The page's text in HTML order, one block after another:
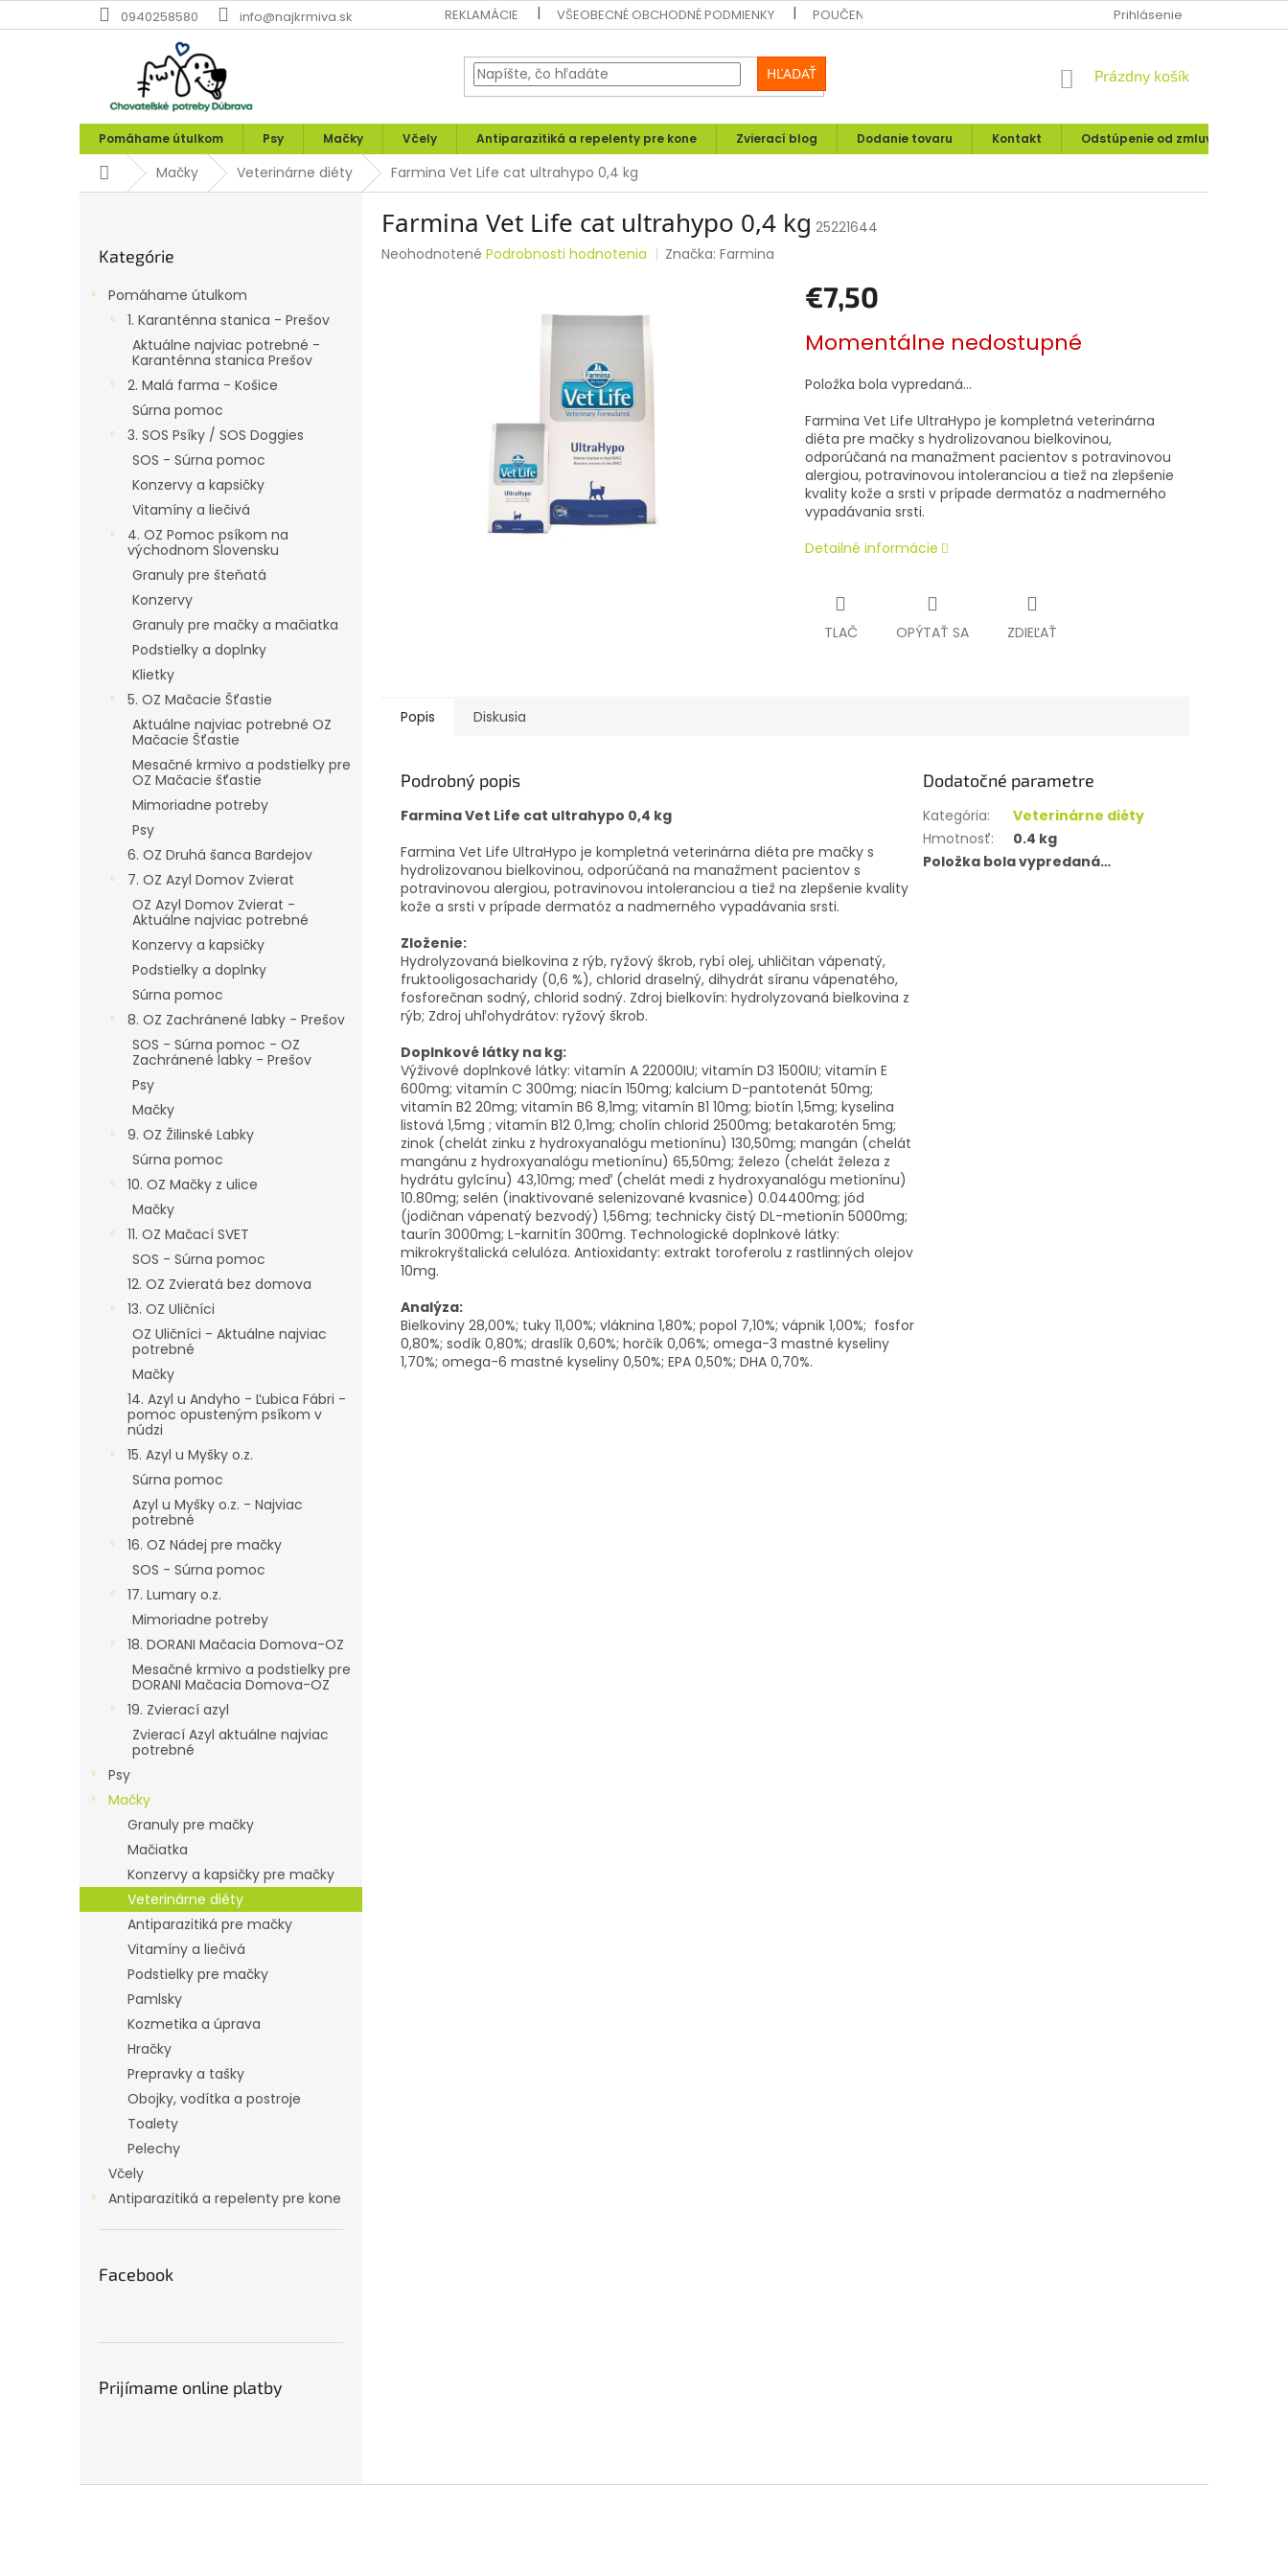
na
0940258580 info@najkrmiva.sk REKLAMÁCIE VŠEOBECNÉ OBCHODNÉ PODMIENKY POUČENIE O UPLATNENÍ PRÁVA SPOTREBITEĽA MOJA OBJEDNÁVKA
Prihlásenie
HĽADAŤ
NÁKUPNÝ
Prázdny košík
Pomáhame útulkom Psy Mačky Včely Antiparazitiká a repelenty pre kone Zvierací blog Dodanie tovaru Kontakt Odstúpenie od zmluvy
DomovMačky Veterinárne diéty Farmina Vet Life cat ultrahypo 0,4 kg
kategórie
Kategórie
Pomáhame útulkom
1. Karanténna stanica - Prešov
Aktuálne najviac potrebné -
Karanténna stanica Prešov
2. Malá farma - Košice
Súrna pomoc
3. SOS Psíky / SOS Doggies
SOS - Súrna pomoc
Konzervy a kapsičky
Vitamíny a liečivá
4. OZ Pomoc psíkom na
východnom Slovensku
Granuly pre šteňatá
Konzervy
Granuly pre mačky a mačiatka
Podstielky a doplnky
Klietky
5. OZ Mačacie Šťastie
Aktuálne najviac potrebné OZ
Mačacie Šťastie
Mesačné krmivo a podstielky pre
OZ Mačacie šťastie
Mimoriadne potreby
Psy
6. OZ Druhá šanca Bardejov
7. OZ Azyl Domov Zvierat
OZ Azyl Domov Zvierat -
Aktuálne najviac potrebné
Konzervy a kapsičky
Podstielky a doplnky
Súrna pomoc
8. OZ Zachránené labky - Prešov
SOS - Súrna pomoc - OZ
Zachránené labky - Prešov
Psy
Mačky
9. OZ Žilinské Labky
Súrna pomoc
10. OZ Mačky z ulice
Mačky
11. OZ Mačací SVET
SOS - Súrna pomoc
12. OZ Zvieratá bez domova
13. OZ Uličníci
OZ Uličníci - Aktuálne najviac
potrebné
Mačky
14. Azyl u Andyho - Ľubica Fábri -
pomoc opusteným psíkom v
núdzi
15. Azyl u Myšky o.z.
Súrna pomoc
Azyl u Myšky o.z. - Najviac
potrebné
16. OZ Nádej pre mačky
SOS - Súrna pomoc
17. Lumary o.z.
Mimoriadne potreby
18. DORANI Mačacia Domova-OZ
Mesačné krmivo a podstielky pre
DORANI Mačacia Domova-OZ
19. Zvierací azyl
Zvierací Azyl aktuálne najviac
potrebné
Psy
Mačky
Granuly pre mačky
Mačiatka
Konzervy a kapsičky pre mačky
Veterinárne diéty
Antiparazitiká pre mačky
Vitamíny a liečivá
Podstielky pre mačky
Pamlsky
Kozmetika a úprava
Hračky
Prepravky a tašky
Obojky, vodítka a postroje
Toalety
Pelechy
Včely
Antiparazitiká a repelenty pre kone
Facebook
Prijímame online platby
Farmina Vet Life cat ultrahypo 0,4 kg 25221644
Priemerné
Neohodnotené Podrobnosti hodnotenia Značka:Farmina
€7,50
cena:
Momentálne nedostupné
Položka bola vypredaná…
Farmina Vet Life UltraHypo je kompletná veterinárna
diéta pre mačky s hydrolizovanou bielkovinou,
odporúčaná na manažment pacientov s potravinovou
alergiou, potravinovou intoleranciou a tiež na zlepšenie
kvality kože a srsti v prípade dermatóz a nadmerného
vypadávania srsti.
Detailné informácie
TLAČ OPÝTAŤ SA ZDIEĽAŤ
Popis Diskusia
Podrobný popis
Farmina Vet Life cat ultrahypo 0,4 kg
Farmina Vet Life UltraHypo je kompletná veterinárna diéta pre mačky s
hydrolizovanou bielkovinou, odporúčaná na manažment pacientov s
potravinovou alergiou, potravinovou intoleranciou a tiež na zlepšenie kvality
kože a srsti v prípade dermatóz a nadmerného vypadávania srsti.
Zloženie:
Hydrolyzovaná bielkovina z rýb, ryžový škrob, rybí olej, uhličitan vápenatý,
fruktooligosacharidy (0,6 %), chlorid draselný, dihydrát síranu vápenatého,
fosforečnan sodný, chlorid sodný. Zdroj bielkovín: hydrolyzovaná bielkovina z
rýb; Zdroj uhľohydrátov: ryžový škrob.
Doplnkové látky na kg:
Výživové doplnkové látky: vitamín A 22000IU; vitamín D3 1500IU; vitamín E
600mg; vitamín C 300mg; niacín 150mg; kalcium D-pantotenát 50mg;
vitamín B2 20mg; vitamín B6 8,1mg; vitamín B1 10mg; biotín 1,5mg; kyselina
listová 1,5mg ; vitamín B12 0,1mg; cholín chlorid 2500mg; betakarotén 5mg;
zinok (chelát zinku z hydroxyanalógu metionínu) 130,50mg; mangán (chelát
mangánu z hydroxyanalógu metionínu) 65,50mg; železo (chelát železa z
hydrátu gylcínu) 43,10mg; meď (chelát medi z hydroxyanalógu metionínu)
10.80mg; selén (inaktivované selenizované kvasnice) 0.04400mg; jód
(jodičnan vápenatý bezvodý) 1,56mg; technicky čistý DL-metionín 5000mg;
taurín 3000mg; L-karnitín 300mg. Technologické doplnkové látky:
mikrokryštalická celulóza. Antioxidanty: extrakt toroferolu z rastlinných olejov
10mg.
Analýza:
Bielkoviny 28,00%; tuky 11,00%; vláknina 1,80%; popol 7,10%; vápnik 1,00%; fosfor
0,80%; sodík 0,80%; draslík 0,60%; horčík 0,06%; omega-3 mastné kyseliny
1,70%; omega-6 mastné kyseliny 0,50%; EPA 0,50%; DHA 0,70%.
Dodatočné parametre
Kategória:
Veterinárne diéty
Hmotnosť:
0.4 kg
Položka bola vypredaná…